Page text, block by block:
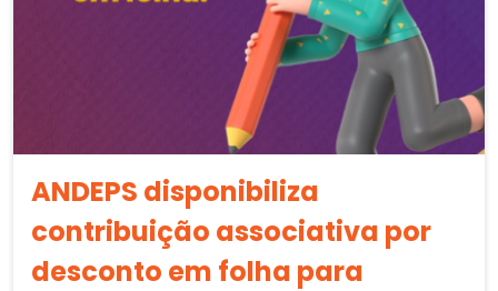
ANDEPS disponibiliza
contribuição associativa por
desconto em folha para